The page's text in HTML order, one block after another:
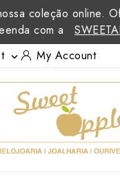
coleção online.
com a
 My Account